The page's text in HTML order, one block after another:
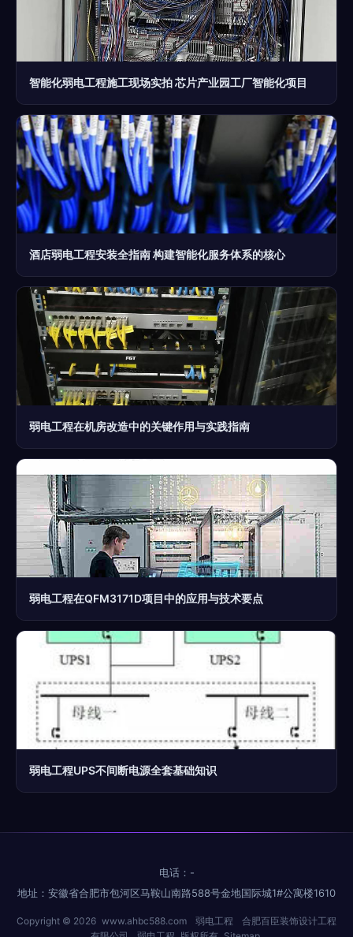
智能化弱电工程施工现场实拍 芯片产业园工厂智能化项目
酒店弱电工程安装全指南 构建智能化服务体系的核心
弱电工程在机房改造中的关键作用与实践指南
弱电工程在QFM3171D项目中的应用与技术要点
弱电工程UPS不间断电源全套基础知识
电话：-
地址：安徽省合肥市包河区马鞍山南路588号金地国际城1#公寓楼1610
Copyright © 2026 www.ahbc588.com 弱电工程
合肥百臣装饰设计工程